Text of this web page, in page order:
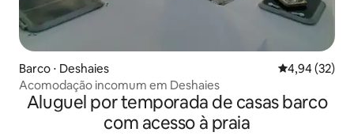
Barco ⋅ Deshaies 4,94 de uma
4,94 (32)
Acomodação incomum em Deshaies
Aluguel por temporada de casas barco
com acesso à praia